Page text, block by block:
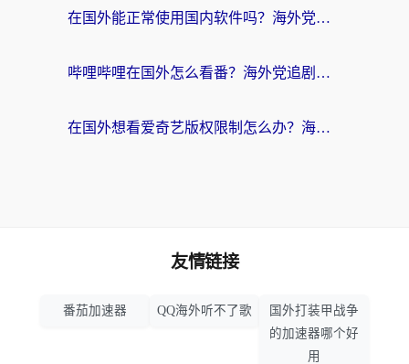
在国外能正常使用国内软件吗？海外党亲测有效的无缝访问指南
哔哩哔哩在国外怎么看番？海外党追剧看片的终极解决方案
在国外想看爱奇艺版权限制怎么办？海外华人必看的追剧自由指南
友情链接
番茄加速器 QQ海外听不了歌
国外打装甲战争
的加速器哪个好
用